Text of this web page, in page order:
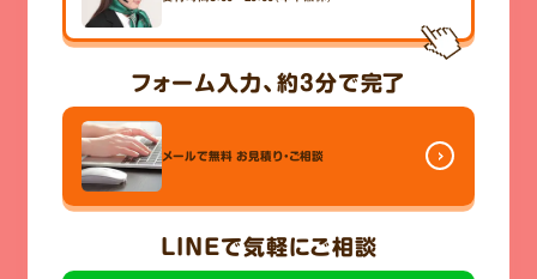
フォーム入力、 約3分で完了
メールで無料 お見積り・ご相談
LINEで気軽にご相談